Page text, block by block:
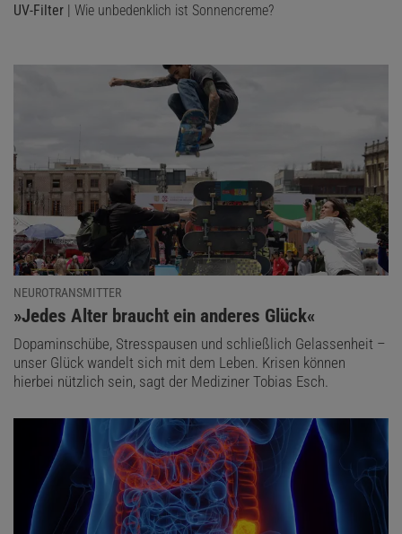
UV-Filter | Wie unbedenklich ist Sonnencreme?
NEUROTRANSMITTER
:
»Jedes Alter braucht ein anderes Glück«
Dopaminschübe, Stresspausen und schließlich Gelassenheit –
unser Glück wandelt sich mit dem Leben. Krisen können
hierbei nützlich sein, sagt der Mediziner Tobias Esch.